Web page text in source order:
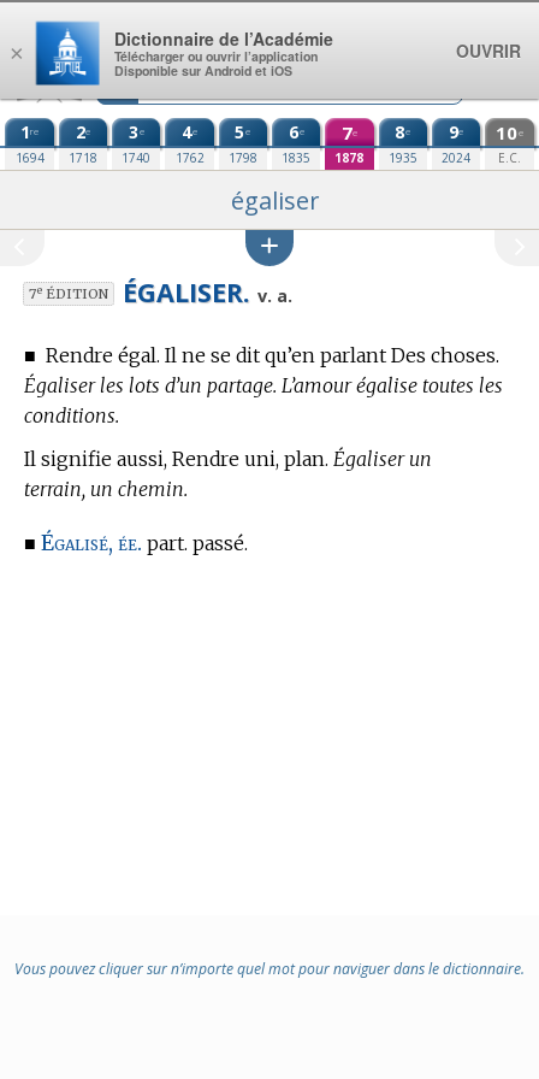
Aller au contenu
1re
1694
2e
1718
3e
1740
4e
1762
5e
1798
6e
1835
7e
1878
8e
1935
9e
2024
10e
E.C.
égaliser
7eÉDITION ÉGALISER. v. a.
■ Rendre égal. Il ne se dit qu’en parlant Des choses.
Égaliser les lots d’un partage. L’amour égalise toutes les
conditions.
Il signifie aussi, Rendre uni, plan. Égaliser un
terrain, un chemin.
■ Égalisé, ée. part. passé.
Vous pouvez cliquer sur n’importe quel mot pour naviguer dans le dictionnaire.
×
Dictionnaire de l’Académie
Télécharger ou ouvrir l’application
Disponible sur Android et iOS
OUVRIR